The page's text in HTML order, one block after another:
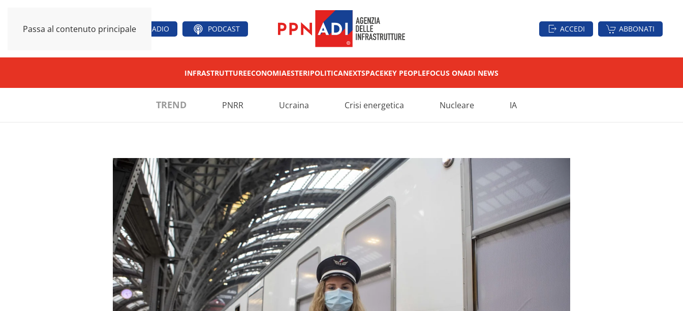
Passa al contenuto principale RADIO PODCAST ACCEDI ABBONATI
INFRASTRUTTUREECONOMIAESTERIPOLITICANEXTSPACEKEY PEOPLEFOCUS ONADI NEWS
TREND PNRR Ucraina Crisi energetica Nucleare IA